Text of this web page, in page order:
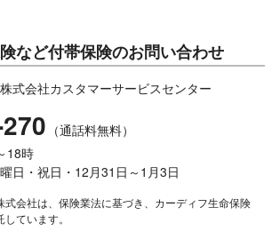
など付帯保険のお問い合わせ
式会社カスタマーサービスセンター
（通話料無料）
18時
日・祝日・12月31日～1月3日
式会社は、保険業法に基づき、カーディフ生命保険
ています。